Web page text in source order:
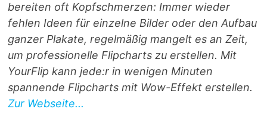
bereiten oft Kopfschmerzen: Immer wieder
fehlen Ideen für einzelne Bilder oder den Aufbau
ganzer Plakate, regelmäßig mangelt es an Zeit,
um professionelle Flipcharts zu erstellen. Mit
YourFlip kann jede:r in wenigen Minuten
spannende Flipcharts mit Wow-Effekt erstellen.
Zur Webseite...